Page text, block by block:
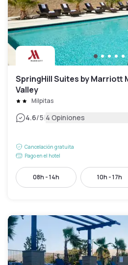
SpringHill Suites by Marriott
Valley
Milpitas
4.6/5|4 Opiniones
Cancelación gratuita
Pago en el hotel
08h - 14h 10h - 17h